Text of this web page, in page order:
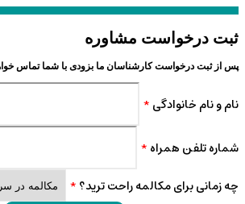
ثبت درخواست مشاوره
پس از ثبت درخواست کارشناسان ما بزودی با شما تماس
نام و نام خانوادگی *
شماره تلفن همراه *
چه زمانی برای مکالمه راحت ترید؟ *